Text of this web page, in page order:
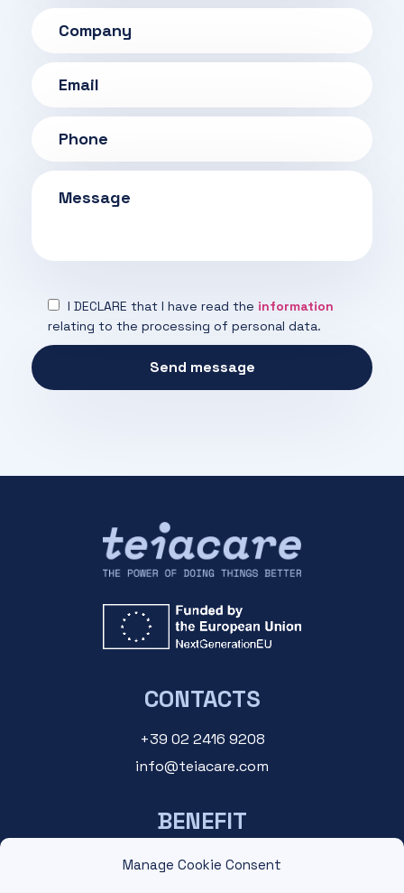
Manage Cookie Consent
I DECLARE that I have read the information
relating to the processing of personal data.
CONTACTS
+39 02 2416 9208
info@teiacare.com
BENEFIT
For managers